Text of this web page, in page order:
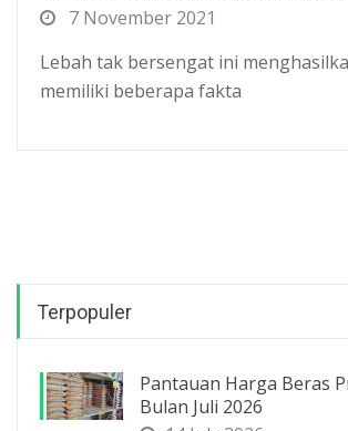
7 November 2021
Lebah tak bersengat ini
memiliki beberapa fakta
Terpopuler
Pantauan Harga Beras
Bulan Juli 2026